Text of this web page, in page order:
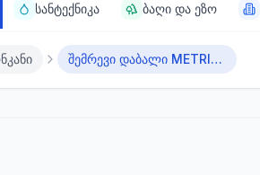
სანტექნიკა ბაღი და ეზო
შემრევი დაბალი METRICA MC12